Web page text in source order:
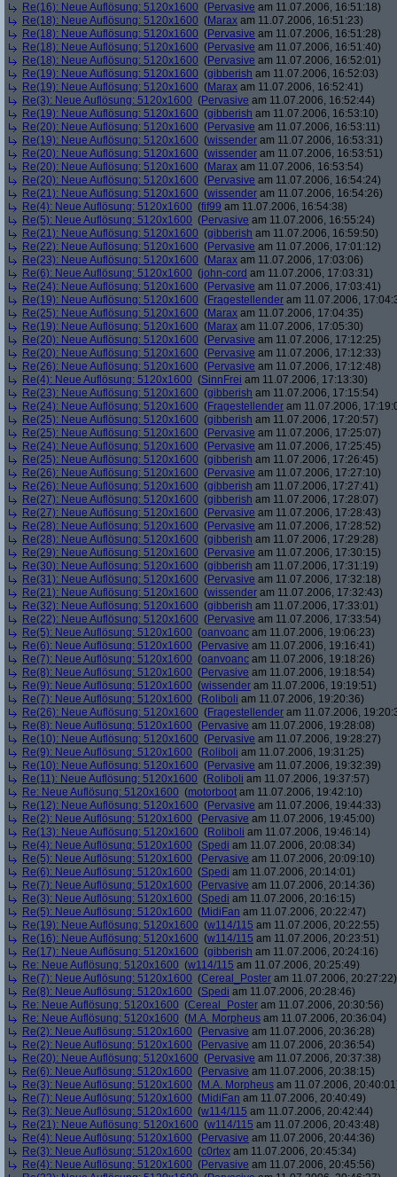
Re(16): Neue Auflösung: 5120x1600 (Pervasive am 11.07.2006, 16:51:18)
Re(18): Neue Auflösung: 5120x1600 (Marax am 11.07.2006, 16:51:23)
Re(18): Neue Auflösung: 5120x1600 (Pervasive am 11.07.2006, 16:51:28)
Re(18): Neue Auflösung: 5120x1600 (Pervasive am 11.07.2006, 16:51:40)
Re(18): Neue Auflösung: 5120x1600 (Pervasive am 11.07.2006, 16:52:01)
Re(19): Neue Auflösung: 5120x1600 (gibberish am 11.07.2006, 16:52:03)
Re(19): Neue Auflösung: 5120x1600 (Marax am 11.07.2006, 16:52:41)
Re(3): Neue Auflösung: 5120x1600 (Pervasive am 11.07.2006, 16:52:44)
Re(19): Neue Auflösung: 5120x1600 (gibberish am 11.07.2006, 16:53:10)
Re(20): Neue Auflösung: 5120x1600 (Pervasive am 11.07.2006, 16:53:11)
Re(19): Neue Auflösung: 5120x1600 (wissender am 11.07.2006, 16:53:31)
Re(20): Neue Auflösung: 5120x1600 (wissender am 11.07.2006, 16:53:51)
Re(20): Neue Auflösung: 5120x1600 (Marax am 11.07.2006, 16:53:54)
Re(20): Neue Auflösung: 5120x1600 (Pervasive am 11.07.2006, 16:54:24)
Re(21): Neue Auflösung: 5120x1600 (wissender am 11.07.2006, 16:54:26)
Re(4): Neue Auflösung: 5120x1600 (fif99 am 11.07.2006, 16:54:38)
Re(5): Neue Auflösung: 5120x1600 (Pervasive am 11.07.2006, 16:55:24)
Re(21): Neue Auflösung: 5120x1600 (gibberish am 11.07.2006, 16:59:50)
Re(22): Neue Auflösung: 5120x1600 (Pervasive am 11.07.2006, 17:01:12)
Re(23): Neue Auflösung: 5120x1600 (Marax am 11.07.2006, 17:03:06)
Re(6): Neue Auflösung: 5120x1600 (john-cord am 11.07.2006, 17:03:31)
Re(24): Neue Auflösung: 5120x1600 (Pervasive am 11.07.2006, 17:03:41)
Re(19): Neue Auflösung: 5120x1600 (Fragestellender am 11.07.2006,
Re(25): Neue Auflösung: 5120x1600 (Marax am 11.07.2006, 17:04:35)
Re(19): Neue Auflösung: 5120x1600 (Marax am 11.07.2006, 17:05:30)
Re(20): Neue Auflösung: 5120x1600 (Pervasive am 11.07.2006, 17:12:25)
Re(20): Neue Auflösung: 5120x1600 (Pervasive am 11.07.2006, 17:12:33)
Re(26): Neue Auflösung: 5120x1600 (Pervasive am 11.07.2006, 17:12:48)
Re(4): Neue Auflösung: 5120x1600 (SinnFrei am 11.07.2006, 17:13:30)
Re(23): Neue Auflösung: 5120x1600 (gibberish am 11.07.2006, 17:15:54)
Re(24): Neue Auflösung: 5120x1600 (Fragestellender am 11.07.2006,
Re(25): Neue Auflösung: 5120x1600 (gibberish am 11.07.2006, 17:20:57)
Re(25): Neue Auflösung: 5120x1600 (Pervasive am 11.07.2006, 17:25:07)
Re(24): Neue Auflösung: 5120x1600 (Pervasive am 11.07.2006, 17:25:45)
Re(25): Neue Auflösung: 5120x1600 (gibberish am 11.07.2006, 17:26:45)
Re(26): Neue Auflösung: 5120x1600 (Pervasive am 11.07.2006, 17:27:10)
Re(26): Neue Auflösung: 5120x1600 (gibberish am 11.07.2006, 17:27:41)
Re(27): Neue Auflösung: 5120x1600 (gibberish am 11.07.2006, 17:28:07)
Re(27): Neue Auflösung: 5120x1600 (Pervasive am 11.07.2006, 17:28:43)
Re(28): Neue Auflösung: 5120x1600 (Pervasive am 11.07.2006, 17:28:52)
Re(28): Neue Auflösung: 5120x1600 (gibberish am 11.07.2006, 17:29:28)
Re(29): Neue Auflösung: 5120x1600 (Pervasive am 11.07.2006, 17:30:15)
Re(30): Neue Auflösung: 5120x1600 (gibberish am 11.07.2006, 17:31:19)
Re(31): Neue Auflösung: 5120x1600 (Pervasive am 11.07.2006, 17:32:18)
Re(21): Neue Auflösung: 5120x1600 (wissender am 11.07.2006, 17:32:43)
Re(32): Neue Auflösung: 5120x1600 (gibberish am 11.07.2006, 17:33:01)
Re(22): Neue Auflösung: 5120x1600 (Pervasive am 11.07.2006, 17:33:54)
Re(5): Neue Auflösung: 5120x1600 (oanvoanc am 11.07.2006, 19:06:23)
Re(6): Neue Auflösung: 5120x1600 (Pervasive am 11.07.2006, 19:16:41)
Re(7): Neue Auflösung: 5120x1600 (oanvoanc am 11.07.2006, 19:18:26)
Re(8): Neue Auflösung: 5120x1600 (Pervasive am 11.07.2006, 19:18:54)
Re(9): Neue Auflösung: 5120x1600 (wissender am 11.07.2006, 19:19:51)
Re(7): Neue Auflösung: 5120x1600 (Roliboli am 11.07.2006, 19:20:36)
Re(26): Neue Auflösung: 5120x1600 (Fragestellender am 11.07.2006,
Re(8): Neue Auflösung: 5120x1600 (Pervasive am 11.07.2006, 19:28:08)
Re(10): Neue Auflösung: 5120x1600 (Pervasive am 11.07.2006, 19:28:27)
Re(9): Neue Auflösung: 5120x1600 (Roliboli am 11.07.2006, 19:31:25)
Re(10): Neue Auflösung: 5120x1600 (Pervasive am 11.07.2006, 19:32:39)
Re(11): Neue Auflösung: 5120x1600 (Roliboli am 11.07.2006, 19:37:57)
Re: Neue Auflösung: 5120x1600 (motorboot am 11.07.2006, 19:42:10)
Re(12): Neue Auflösung: 5120x1600 (Pervasive am 11.07.2006, 19:44:33)
Re(2): Neue Auflösung: 5120x1600 (Pervasive am 11.07.2006, 19:45:00)
Re(13): Neue Auflösung: 5120x1600 (Roliboli am 11.07.2006, 19:46:14)
Re(4): Neue Auflösung: 5120x1600 (Spedi am 11.07.2006, 20:08:34)
Re(5): Neue Auflösung: 5120x1600 (Pervasive am 11.07.2006, 20:09:10)
Re(6): Neue Auflösung: 5120x1600 (Spedi am 11.07.2006, 20:14:01)
Re(7): Neue Auflösung: 5120x1600 (Pervasive am 11.07.2006, 20:14:36)
Re(3): Neue Auflösung: 5120x1600 (Spedi am 11.07.2006, 20:16:15)
Re(5): Neue Auflösung: 5120x1600 (MidiFan am 11.07.2006, 20:22:47)
Re(19): Neue Auflösung: 5120x1600 (w114/115 am 11.07.2006, 20:22:55)
Re(16): Neue Auflösung: 5120x1600 (w114/115 am 11.07.2006, 20:23:51)
Re(17): Neue Auflösung: 5120x1600 (gibberish am 11.07.2006, 20:24:16)
Re: Neue Auflösung: 5120x1600 (w114/115 am 11.07.2006, 20:25:49)
Re(7): Neue Auflösung: 5120x1600 (Cereal_Poster am 11.07.2006, 20:27:22)
Re(8): Neue Auflösung: 5120x1600 (Spedi am 11.07.2006, 20:28:46)
Re: Neue Auflösung: 5120x1600 (Cereal_Poster am 11.07.2006, 20:30:56)
Re: Neue Auflösung: 5120x1600 (M.A. Morpheus am 11.07.2006, 20:36:04)
Re(2): Neue Auflösung: 5120x1600 (Pervasive am 11.07.2006, 20:36:28)
Re(2): Neue Auflösung: 5120x1600 (Pervasive am 11.07.2006, 20:36:54)
Re(20): Neue Auflösung: 5120x1600 (Pervasive am 11.07.2006, 20:37:38)
Re(6): Neue Auflösung: 5120x1600 (Pervasive am 11.07.2006, 20:38:15)
Re(3): Neue Auflösung: 5120x1600 (M.A. Morpheus am 11.07.2006,
Re(7): Neue Auflösung: 5120x1600 (MidiFan am 11.07.2006, 20:40:49)
Re(3): Neue Auflösung: 5120x1600 (w114/115 am 11.07.2006, 20:42:44)
Re(21): Neue Auflösung: 5120x1600 (w114/115 am 11.07.2006, 20:43:48)
Re(4): Neue Auflösung: 5120x1600 (Pervasive am 11.07.2006, 20:44:36)
Re(3): Neue Auflösung: 5120x1600 (c0rtex am 11.07.2006, 20:45:34)
Re(4): Neue Auflösung: 5120x1600 (Pervasive am 11.07.2006, 20:45:56)